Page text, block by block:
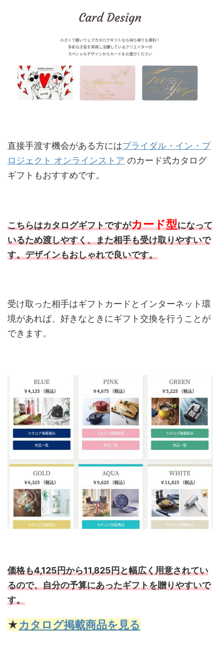
直接手渡す機会がある方にはブライダル・イン・プ
ロジェクト オンラインストア のカード式カタログ
ギフトもおすすめです。
こちらはカタログギフトですがカード型になって
いるため渡しやすく、また相手も受け取りやすいで
す。デザインもおしゃれで良いです。
受け取った相手はギフトカードとインターネット環
境があれば、好きなときにギフト交換を行うことが
できます。
価格も4,125円から11,825円と幅広く用意されてい
るので、自分の予算にあったギフトを贈りやすいで
す。
★カタログ掲載商品を見る